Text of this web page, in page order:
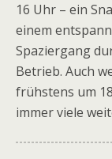
16 Uhr – ein
einem
Spaziergang
Betrieb. Auch
frühstens um
immer viele